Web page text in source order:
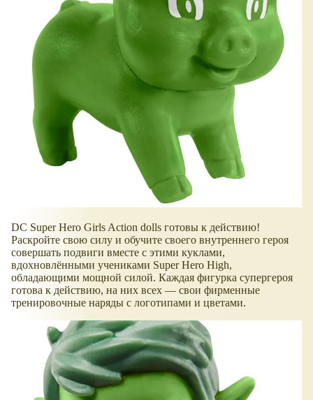
DC Super Hero Girls Action dolls готовы к действию!
Раскройте свою силу и обучите своего внутреннего героя
совершать подвиги вместе с этими куклами,
вдохновлёнными учениками Super Hero High,
обладающими мощной силой. Каждая фигурка супергероя
готова к действию, на них всех — свои фирменные
тренировочные наряды с логотипами и цветами.